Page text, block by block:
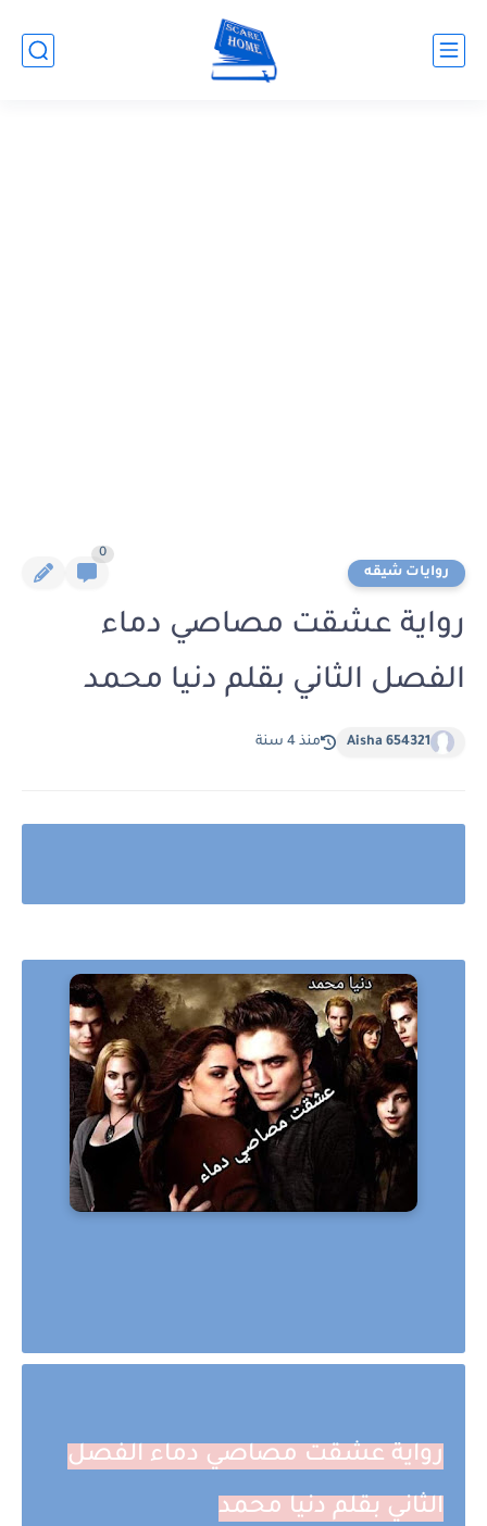
روايات شيقه
0
رواية عشقت مصاصي دماء
الفصل الثاني بقلم دنيا محمد
Aisha 654321 منذ 4 سنة
رواية عشقت مصاصي دماء الفصل
الثاني بقلم دنيا محمد